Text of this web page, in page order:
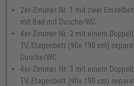
2er-Zimmer Nr. 1 mit zwei
mit Bad mit Dusche/WC
4er-Zimmer Nr. 2 mit einem
TV, Etagenbett (90x 190 cm)
Dusche/WC
4er-Zimmer Nr. 3 mit einem
TV, Etagenbett (90x 190 cm)